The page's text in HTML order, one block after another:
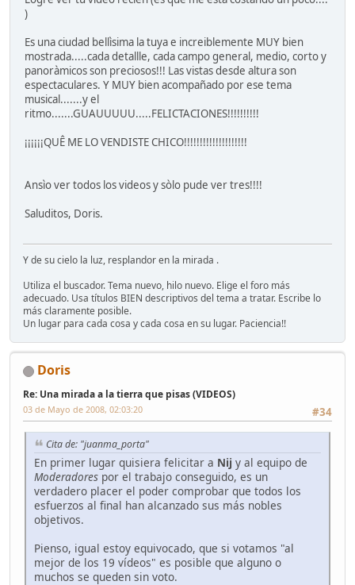
)
Es una ciudad bellìsima la tuya e increiblemente MUY bien
mostrada.....cada detallle, cada campo general, medio, corto y
panoràmicos son preciosos!!! Las vistas desde altura son
espectaculares. Y MUY bien acompañado por ese tema
musical.......y el
ritmo.......GUAUUUUU.....FELICTACIONES!!!!!!!!!!
¡¡¡¡¡¡QUÊ ME LO VENDISTE CHICO!!!!!!!!!!!!!!!!!!!!
Ansìo ver todos los videos y sòlo pude ver tres!!!!
Saluditos, Doris.
Y de su cielo la luz, resplandor en la mirada .
Utiliza el buscador. Tema nuevo, hilo nuevo. Elige el foro más
adecuado. Usa títulos BIEN descriptivos del tema a tratar. Escribe lo
más claramente posible.
Un lugar para cada cosa y cada cosa en su lugar. Paciencia!!
Doris
Re: Una mirada a la tierra que pisas (VIDEOS)
#34
03 de Mayo de 2008, 02:03:20
Cita de: "juanma_porta"
En primer lugar quisiera felicitar a Nij y al equipo de
Moderadores por el trabajo conseguido, es un
verdadero placer el poder comprobar que todos los
esfuerzos al final han alcanzado sus más nobles
objetivos.
Pienso, igual estoy equivocado, que si votamos "al
mejor de los 19 vídeos" es posible que alguno o
muchos se queden sin voto.